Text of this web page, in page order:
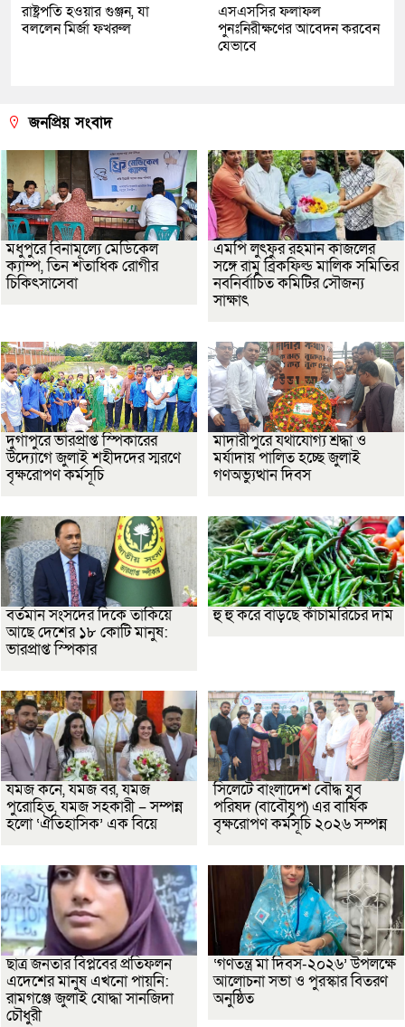
রাষ্ট্রপতি হওয়ার গুঞ্জন, যা
বললেন মির্জা ফখরুল
এসএসসির ফলাফল
পুনঃনিরীক্ষণের আবেদন করবেন
যেভাবে
জনপ্রিয় সংবাদ
মধুপুরে বিনামূল্যে মেডিকেল
ক্যাম্প, তিন শতাধিক রোগীর
চিকিৎসাসেবা
এমপি লুৎফুর রহমান কাজলের
সঙ্গে রামু ব্রিকফিল্ড মালিক সমিতির
নবনির্বাচিত কমিটির সৌজন্য
সাক্ষাৎ
দুর্গাপুরে ভারপ্রাপ্ত স্পিকারের
উদ্যোগে জুলাই শহীদদের স্মরণে
বৃক্ষরোপণ কর্মসূচি
মাদারীপুরে যথাযোগ্য শ্রদ্ধা ও
মর্যাদায় পালিত হচ্ছে জুলাই
গণঅভ্যুত্থান দিবস
বর্তমান সংসদের দিকে তাকিয়ে
আছে দেশের ১৮ কোটি মানুষ:
ভারপ্রাপ্ত স্পিকার
হু হু করে বাড়ছে কাঁচামরিচের দাম
যমজ কনে, যমজ বর, যমজ
পুরোহিত, যমজ সহকারী – সম্পন্ন
হলো ‘ঐতিহাসিক’ এক বিয়ে
সিলেটে বাংলাদেশ বৌদ্ধ যুব
পরিষদ (বাবৌযুপ) এর বার্ষিক
বৃক্ষরোপণ কর্মসূচি ২০২৬ সম্পন্ন
ছাত্র জনতার বিপ্লবের প্রতিফলন
এদেশের মানুষ এখনো পায়নি:
রামগঞ্জে জুলাই যোদ্ধা সানজিদা
চৌধুরী
‘গণতন্ত্র মা দিবস-২০২৬’ উপলক্ষে
আলোচনা সভা ও পুরস্কার বিতরণ
অনুষ্ঠিত